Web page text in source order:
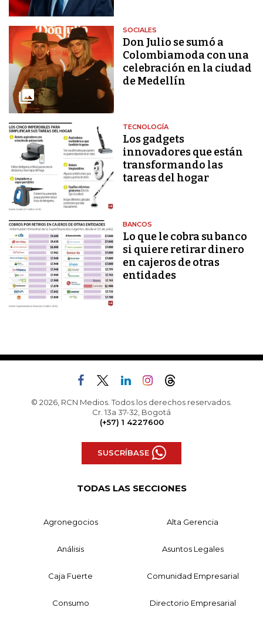
SOCIALES
Don Julio se sumó a
Colombiamoda con una
celebración en la ciudad
de Medellín
TECNOLOGÍA
Los gadgets
innovadores que están
transformando las
tareas del hogar
BANCOS
Lo que le cobra su banco
si quiere retirar dinero
en cajeros de otras
entidades
© 2026, RCN Medios. Todos los derechos reservados.
Cr. 13a 37-32, Bogotá
(+57) 1 4227600
SUSCRÍBASE
TODAS LAS SECCIONES
Agronegocios Alta Gerencia
Análisis Asuntos Legales
Caja Fuerte Comunidad Empresarial
Consumo Directorio Empresarial